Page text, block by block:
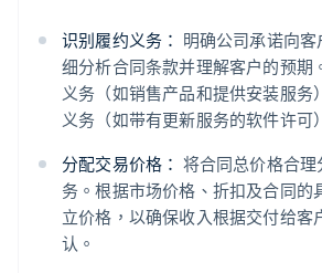
识别履约义务： 明确公司承诺向
细分析合同条款并理解客户的预期
义务（如销售产品和提供安装服务
义务（如带有更新服务的软件许可
分配交易价格： 将合同总价格合
务。根据市场价格、折扣及合同的
立价格，以确保收入根据交付给客
认。